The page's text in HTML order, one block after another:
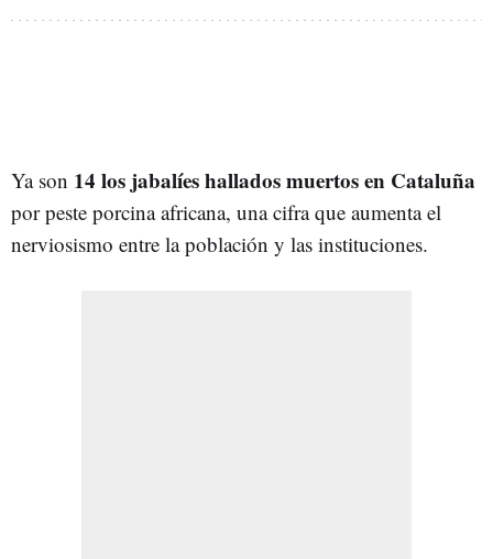
Ya son 14 los jabalíes hallados muertos en Cataluña
por peste porcina africana, una cifra que aumenta el
nerviosismo entre la población y las instituciones.